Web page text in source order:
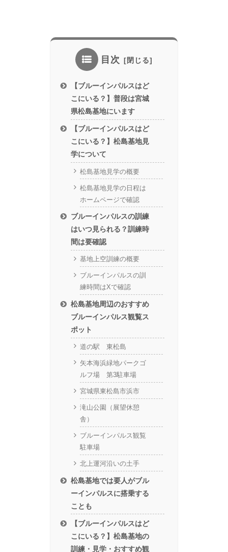
目次
【ブルーインパルスはど
こにいる？】普段は宮城
県松島基地にいます
【ブルーインパルスはど
こにいる？】松島基地見
学について
松島基地見学の概要
松島基地見学の日程は
ホームページで確認
ブルーインパルスの訓練
はいつ見られる？訓練時
間は要確認
基地上空訓練の概要
ブルーインパルスの訓
練時間はXで確認
松島基地周辺のおすすめ
ブルーインパルス観覧ス
ポット
道の駅 東松島
矢本海浜緑地パークゴ
ルフ場 第3駐車場
宮城県東松島市浜市
滝山公園（展望休憩
舎）
ブルーインパルス観覧
駐車場
北上運河沿いの土手
松島基地では要人がブル
ーインパルスに搭乗する
ことも
【ブルーインパルスはど
こにいる？】松島基地の
訓練・見学・おすすめ観